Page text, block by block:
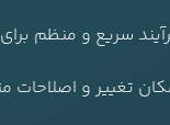
سریع و منظم
تغییر و اصلاحات